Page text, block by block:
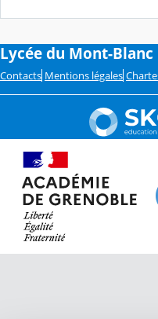
Lycée du Mont-Blanc
Contacts Mentions légales